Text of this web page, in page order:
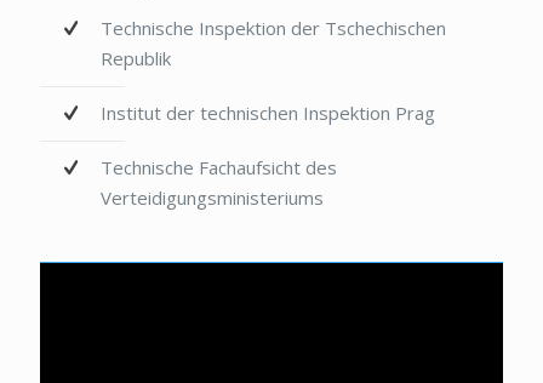
Technische Inspektion der Tschechischen
Republik
Institut der technischen Inspektion Prag
Technische Fachaufsicht des
Verteidigungsministeriums